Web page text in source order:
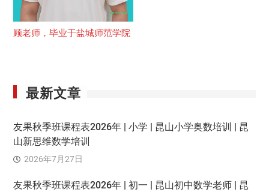
顾老师，毕业于盐城师范学院
最新文章
友果秋季班课程表2026年 | 小学 | 昆山小学奥数培训 | 昆
山新思维数学培训
2026年7月27日
友果秋季班课程表2026年 | 初一 | 昆山初中数学老师 | 昆